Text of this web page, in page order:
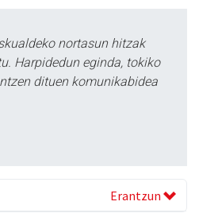
nortasun hitzak
Harpidedun eginda, tokiko
dituen komunikabidea
Erantzun